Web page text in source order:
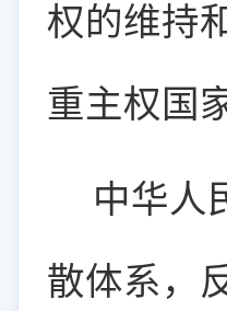
权的维持
重主权国
中华人
散体系，